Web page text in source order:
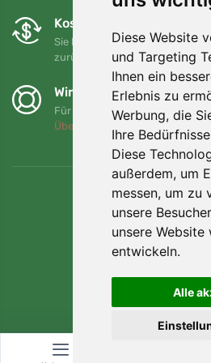
Diese Website
und Targeting
Ihnen ein
Erlebnis zu
Werbung, die
Ihre
Diese
außerdem, um
messen, um zu
unsere
unsere Website
entwickeln.
Alle
Kostenloser Umtausch
Sie können Ihre Bestellung
zurückgeben oder umtauschen.
Wir unterstützen
Für jede Bestellung pflanzen wir
Über uns